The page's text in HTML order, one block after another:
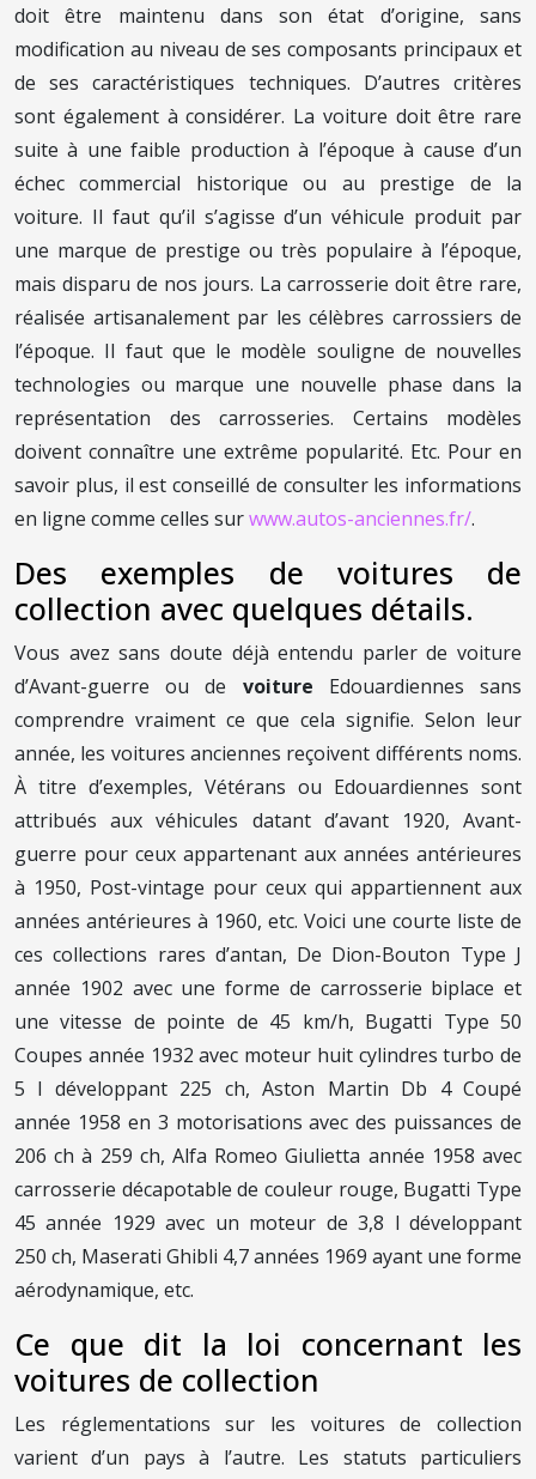
doit être maintenu dans son état d’origine, sans
modification au niveau de ses composants principaux et
de ses caractéristiques techniques. D’autres critères
sont également à considérer. La voiture doit être rare
suite à une faible production à l’époque à cause d’un
échec commercial historique ou au prestige de la
voiture. Il faut qu’il s’agisse d’un véhicule produit par
une marque de prestige ou très populaire à l’époque,
mais disparu de nos jours. La carrosserie doit être rare,
réalisée artisanalement par les célèbres carrossiers de
l’époque. Il faut que le modèle souligne de nouvelles
technologies ou marque une nouvelle phase dans la
représentation des carrosseries. Certains modèles
doivent connaître une extrême popularité. Etc. Pour en
savoir plus, il est conseillé de consulter les informations
en ligne comme celles surwww.autos-anciennes.fr/.
Des exemples de voitures de
collection avec quelques détails.
Vous avez sans doute déjà entendu parler de voiture
d’Avant-guerre ou de voiture Edouardiennes sans
comprendre vraiment ce que cela signifie. Selon leur
année, les voitures anciennes reçoivent différents noms.
À titre d’exemples, Vétérans ou Edouardiennes sont
attribués aux véhicules datant d’avant 1920, Avant-
guerre pour ceux appartenant aux années antérieures
à 1950, Post-vintage pour ceux qui appartiennent aux
années antérieures à 1960, etc. Voici une courte liste de
ces collections rares d’antan, De Dion-Bouton Type J
année 1902 avec une forme de carrosserie biplace et
une vitesse de pointe de 45 km/h, Bugatti Type 50
Coupes année 1932 avec moteur huit cylindres turbo de
5 l développant 225 ch, Aston Martin Db 4 Coupé
année 1958 en 3 motorisations avec des puissances de
206 ch à 259 ch, Alfa Romeo Giulietta année 1958 avec
carrosserie décapotable de couleur rouge, Bugatti Type
45 année 1929 avec un moteur de 3,8 l développant
250 ch, Maserati Ghibli 4,7 années 1969 ayant une forme
aérodynamique, etc.
Ce que dit la loi concernant les
voitures de collection
Les réglementations sur les voitures de collection
varient d’un pays à l’autre. Les statuts particuliers